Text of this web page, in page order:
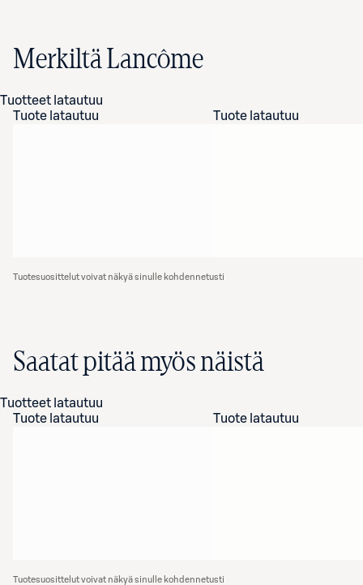
Merkiltä Lancôme
Tuotteet latautuu
Tuote latautuu
Tuote latautuu
Tuotesuosittelut voivat näkyä sinulle kohdennetusti
Saatat pitää myös näistä
Tuotteet latautuu
Tuote latautuu
Tuote latautuu
Tuotesuosittelut voivat näkyä sinulle kohdennetusti